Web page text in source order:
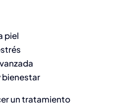
piel
bienestar
un tratamiento